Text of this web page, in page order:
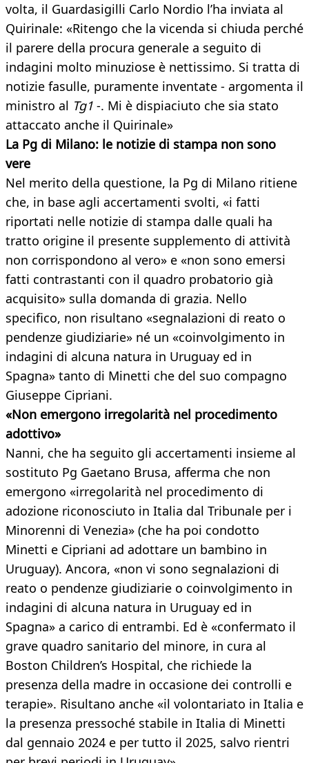
volta, il Guardasigilli Carlo Nordio l’ha inviata al
Quirinale: «Ritengo che la vicenda si chiuda perché
il parere della procura generale a seguito di
indagini molto minuziose è nettissimo. Si tratta di
notizie fasulle, puramente inventate - argomenta il
ministro al Tg1 -. Mi è dispiaciuto che sia stato
attaccato anche il Quirinale»
La Pg di Milano: le notizie di stampa non sono
vere
Nel merito della questione, la Pg di Milano ritiene
che, in base agli accertamenti svolti, «i fatti
riportati nelle notizie di stampa dalle quali ha
tratto origine il presente supplemento di attività
non corrispondono al vero» e «non sono emersi
fatti contrastanti con il quadro probatorio già
acquisito» sulla domanda di grazia. Nello
specifico, non risultano «segnalazioni di reato o
pendenze giudiziarie» né un «coinvolgimento in
indagini di alcuna natura in Uruguay ed in
Spagna» tanto di Minetti che del suo compagno
Giuseppe Cipriani.
«Non emergono irregolarità nel procedimento
adottivo»
Nanni, che ha seguito gli accertamenti insieme al
sostituto Pg Gaetano Brusa, afferma che non
emergono «irregolarità nel procedimento di
adozione riconosciuto in Italia dal Tribunale per i
Minorenni di Venezia» (che ha poi condotto
Minetti e Cipriani ad adottare un bambino in
Uruguay). Ancora, «non vi sono segnalazioni di
reato o pendenze giudiziarie o coinvolgimento in
indagini di alcuna natura in Uruguay ed in
Spagna» a carico di entrambi. Ed è «confermato il
grave quadro sanitario del minore, in cura al
Boston Children’s Hospital, che richiede la
presenza della madre in occasione dei controlli e
terapie». Risultano anche «il volontariato in Italia e
la presenza pressoché stabile in Italia di Minetti
dal gennaio 2024 e per tutto il 2025, salvo rientri